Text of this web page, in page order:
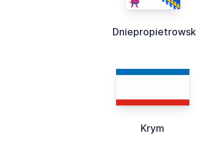
Dniepropietrowsk
Krym